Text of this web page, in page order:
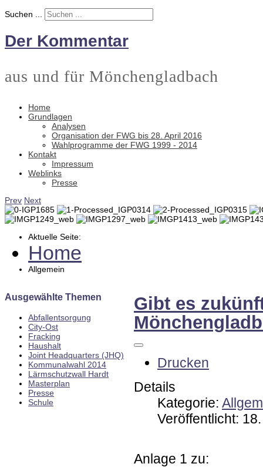
Suchen ...
Der Kommentar
aus und für Mönchengladbach
Home
Grundlagen
Analysen
Organisation der FWG bis 28. April 2016
Wahlprogramme der FWG 1999 - 2014
Kontakt
Impressum
Weblinks
Presse
Prev Next
Aktuelle Seite:
Home
Allgemein
Ausgewählte Themen
Abfallentsorgung
City-Ost
Fracking
Haushalt
Joint Headquarters (JHQ)
Kommunalwahl 2014
Lärmschutzwall Hardt
Masterplan
Presse
Schule
Gibt es
Drucken
Details
Kategorie:
Veröffentlicht:
Anlage 1 zu: